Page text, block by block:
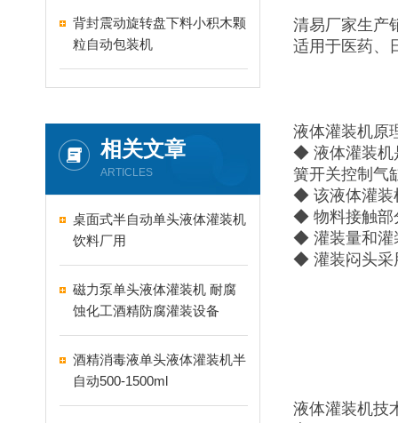
背封震动旋转盘下料小积木颗
粒自动包装机
相关文章
ARTICLES
桌面式半自动单头液体灌装机
饮料厂用
磁力泵单头液体灌装机 耐腐
蚀化工酒精防腐灌装设备
酒精消毒液单头液体灌装机半
自动500-1500ml
清易厂家生产
适用于医药、
液体灌装机原
◆ 液体灌装机
簧开关控制气
◆ 该液体灌装
◆ 物料接触部
◆ 灌装量和灌
◆ 灌装闷头采
液体灌装机技